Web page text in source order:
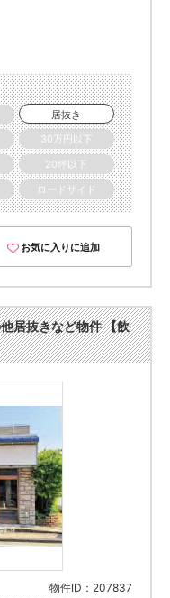
居抜き
30万円以下
20坪以下
ロードサイド
お気に入りに追加
居抜きなど物件 【飲
物件ID：207837